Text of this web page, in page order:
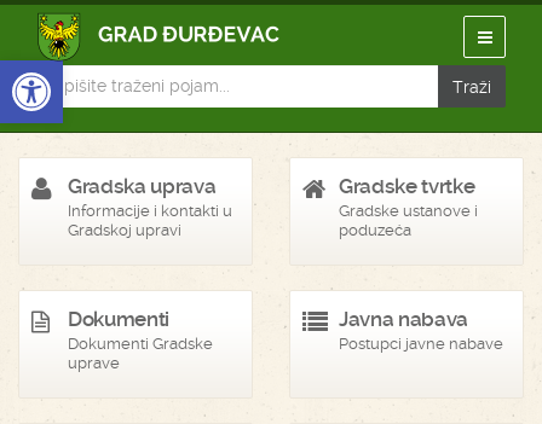
Open toolbar
Gradska uprava
Informacije i kontakti u
Gradskoj upravi
Gradske tvrtke
Gradske ustanove i
poduzeća
Dokumenti
Dokumenti Gradske
uprave
Javna nabava
Postupci javne nabave